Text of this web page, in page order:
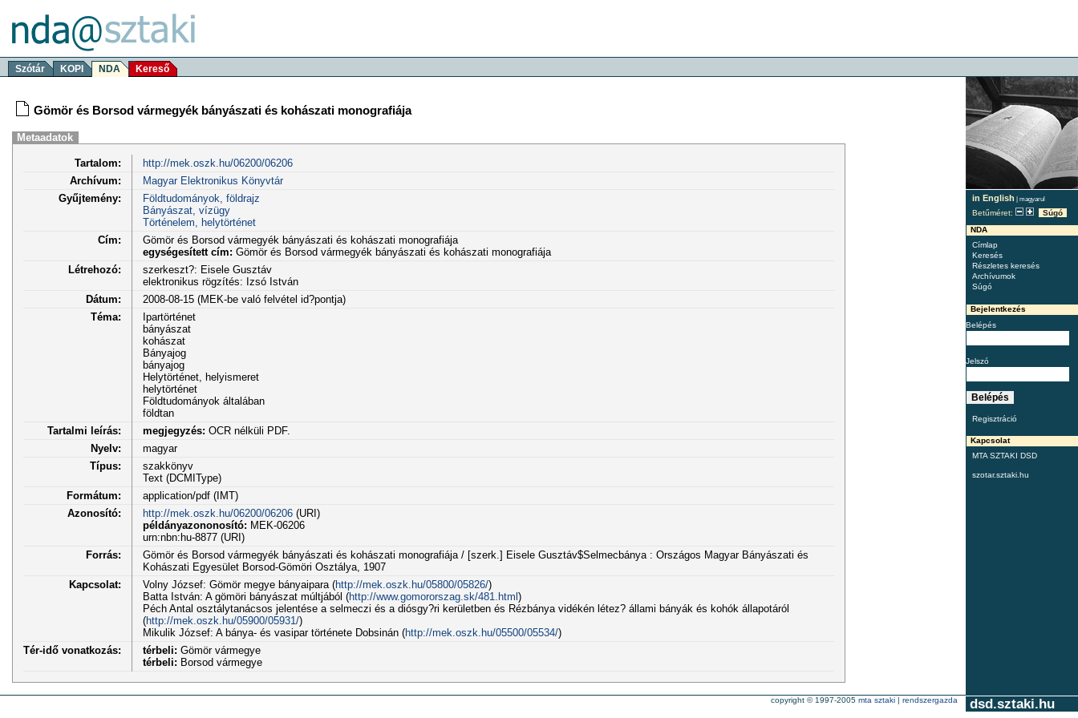
Szótár KOPI NDA Kereső
in English | magyarul
Betűméret:
Súgó
NDA
Címlap
Keresés
Részletes keresés
Archívumok
Súgó
Bejelentkezés
Belépés
Jelszó
Regisztráció
Kapcsolat
MTA SZTAKI DSD
szotar.sztaki.hu
Gömör és Borsod vármegyék bányászati és kohászati monografiája
Metaadatok
Tartalom:
http://mek.oszk.hu/06200/06206
Archívum:
Magyar Elektronikus Könyvtár
Gyűjtemény:
Földtudományok, földrajz
Bányászat, vízügy
Történelem, helytörténet
Cím:
Gömör és Borsod vármegyék bányászati és kohászati monografiája
egységesített cím: Gömör és Borsod vármegyék bányászati és kohászati monografiája
Létrehozó:
szerkeszt?: Eisele Gusztáv
elektronikus rögzítés: Izsó István
Dátum:
2008-08-15 (MEK-be való felvétel id?pontja)
Téma:
Ipartörténet
bányászat
kohászat
Bányajog
bányajog
Helytörténet, helyismeret
helytörténet
Földtudományok általában
földtan
Tartalmi leírás:
megjegyzés: OCR nélküli PDF.
Nyelv:
magyar
Típus:
szakkönyv
Text (DCMIType)
Formátum:
application/pdf (IMT)
Azonosító:
http://mek.oszk.hu/06200/06206(URI)
példányazononosító: MEK-06206
urn:nbn:hu-8877 (URI)
Forrás:
Gömör és Borsod vármegyék bányászati és kohászati monografiája / [szerk.] Eisele Gusztáv$Selmecbánya : Országos Magyar Bányászati és
Kohászati Egyesület Borsod-Gömöri Osztálya, 1907
Kapcsolat:
Volny József: Gömör megye bányaipara (http://mek.oszk.hu/05800/05826/)
Batta István: A gömöri bányászat múltjából (http://www.gomororszag.sk/481.html )
Péch Antal osztálytanácsos jelentése a selmeczi és a diósgy?ri kerületben és Rézbánya vidékén létez? állami bányák és kohók állapotáról
(http://mek.oszk.hu/05900/05931/)
Mikulik József: A bánya- és vasipar története Dobsinán (http://mek.oszk.hu/05500/05534/)
Tér-idő vonatkozás:
térbeli: Gömör vármegye
térbeli: Borsod vármegye
dsd.sztaki.hu
copyright © 1997-2005 mta sztaki | rendszergazda